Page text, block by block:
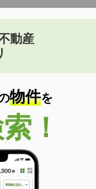
動産
物件を
！